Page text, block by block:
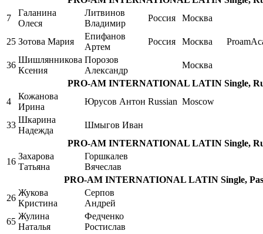
7
Галанина
Олеся
Литвинов
Владимир
Россия Москва
25 Зотова Мария
Епифанов
Артем
Россия Москва
36
Шишлянникова
Ксения
Порозов
Александр
Москва
PRO-AM INTERNATIONAL LATIN Single,
4
Кожанова
Ирина
Юрусов Антон Russian Moscow
33
Шкарина
Надежда
Шмыгов Иван
PRO-AM INTERNATIONAL LATIN Single,
16
Захарова
Татьяна
Горшкалев
Вячеслав
PRO-AM INTERNATIONAL LATIN Single,
26
Жукова
Кристина
Серпов
Андрей
65
Жулина
Наталья
Федченко
Ростислав